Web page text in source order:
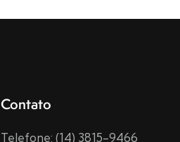
Contato
Telefone: (14) 3815-9466